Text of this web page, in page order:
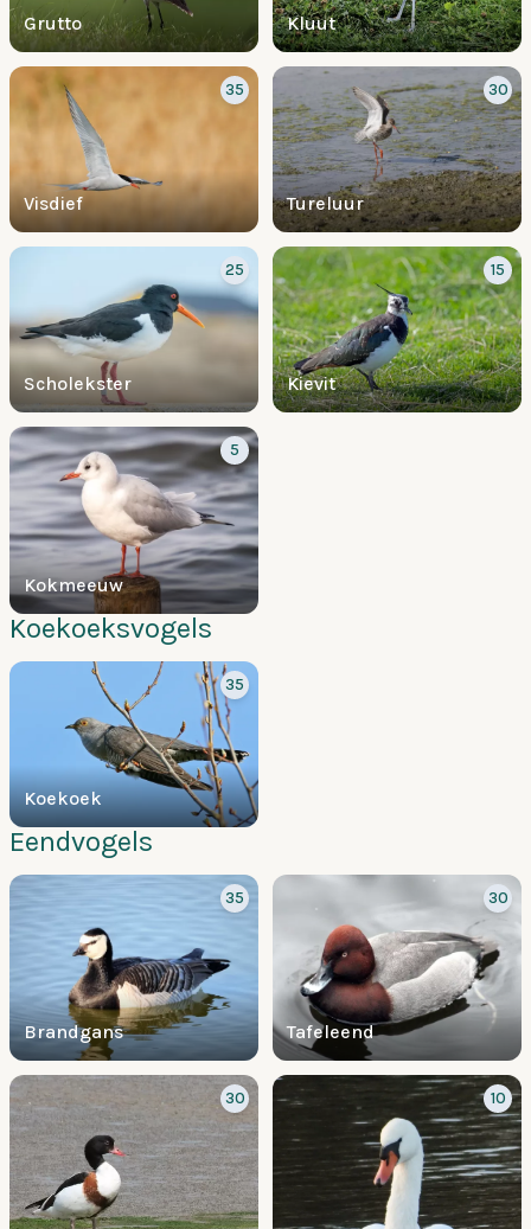
Grutto Kluut
Visdief
35
Tureluur
30
Scholekster
25
Kievit
15
Kokmeeuw
5
Koekoeksvogels
Koekoek
35
Eendvogels
Brandgans
35
Tafeleend
30
30 10